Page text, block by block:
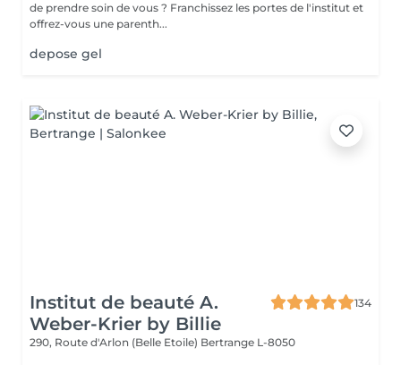
de prendre soin de vous ? Franchissez les portes de l'institut et
offrez-vous une parenth...
depose gel
Institut de beauté A.
Weber-Krier by Billie
134
290, Route d'Arlon (Belle Etoile) Bertrange L-8050